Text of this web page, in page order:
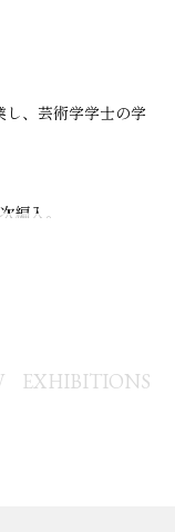
し、芸術学学士の学
編入。
EXHIBITIONS